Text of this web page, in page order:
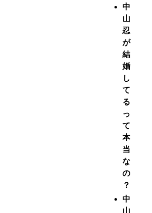
中
山
忍
が
結
婚
し
て
る
っ
て
本
当
な
の
？
中
山